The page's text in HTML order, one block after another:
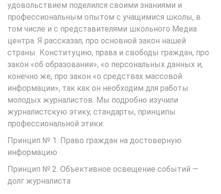
удовольствием поделился своими знаниями и
профессиональным опытом с учащимися школы, в
том числе и с представителями школьного Медиа
центра. Я рассказал, про основной закон нашей
страны Конституцию, права и свободы граждан, про
закон «об образовании», «о персональных данных и,
конечно же, про закон «о средствах массовой
информации», так как он необходим для работы
молодых журналистов. Мы подробно изучили
журналистскую этику, стандарты, принципы
профессиональной этики:
Принцип № 1. Право граждан на достоверную
информацию
Принцип № 2. Объективное освещение событий —
долг журналиста